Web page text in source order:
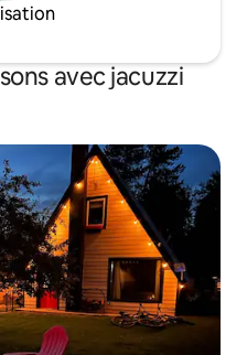
avec jacuzzi